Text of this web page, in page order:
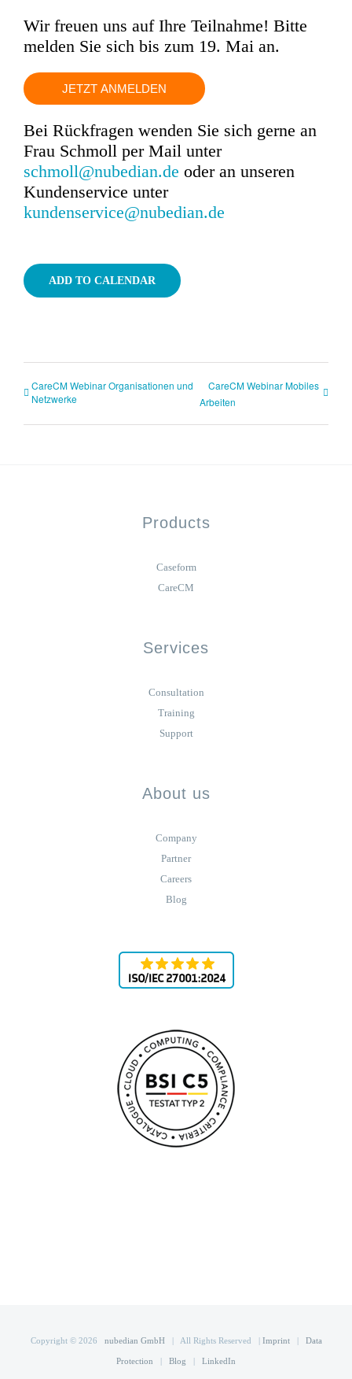
Wir freuen uns auf Ihre Teilnahme! Bitte
melden Sie sich bis zum 19. Mai an.
JETZT ANMELDEN
Bei Rückfragen wenden Sie sich gerne an
Frau Schmoll per Mail unter
schmoll@nubedian.de oder an unseren
Kundenservice unter
kundenservice@nubedian.de
ADD TO CALENDAR
CareCM Webinar Organisationen und
Netzwerke
CareCM Webinar Mobiles
Arbeiten
Products
Caseform
CareCM
Services
Consultation
Training
Support
About us
Company
Partner
Careers
Blog
Copyright © 2026 nubedian GmbH| All Rights Reserved | Imprint| Data
Protection | Blog | LinkedIn